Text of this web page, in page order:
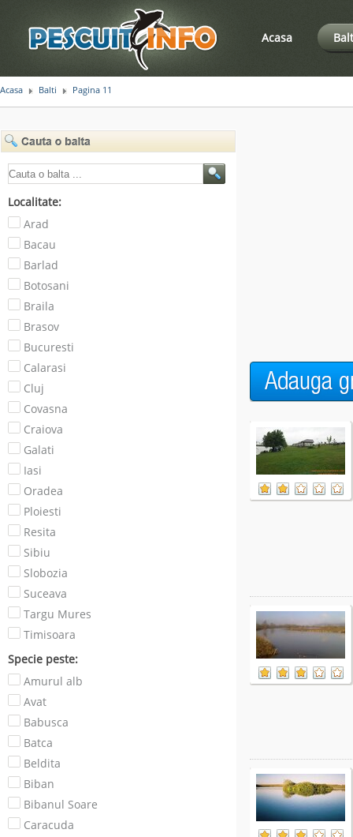
Acasa
Acasa Balti Pagina 11
Localitate:
Arad
Bacau
Barlad
Botosani
Braila
Brasov
Bucuresti
Calarasi
Cluj
Covasna
Craiova
Galati
Iasi
Oradea
Ploiesti
Resita
Sibiu
Slobozia
Suceava
Targu Mures
Timisoara
Specie peste:
Amurul alb
Avat
Babusca
Batca
Beldita
Biban
Bibanul Soare
Caracuda